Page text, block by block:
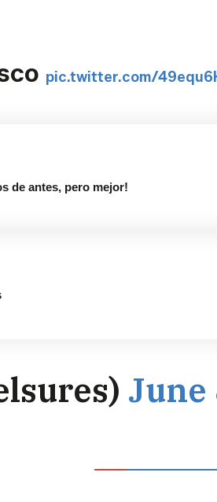
pic.twitter.com/
de antes, pero mejor!
June